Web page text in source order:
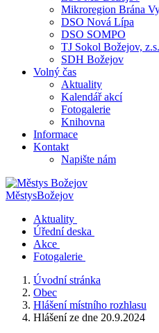
Mikroregion Brána
DSO Nová Lípa
DSO SOMPO
TJ Sokol Božejov, z.s.
SDH Božejov
Volný čas
Aktuality
Kalendář akcí
Fotogalerie
Knihovna
Informace
Kontakt
Napište nám
MěstysBožejov
Aktuality
Úřední deska
Akce
Fotogalerie
Úvodní stránka
Obec
Hlášení místního rozhlasu
Hlášení ze dne 20.9.2024